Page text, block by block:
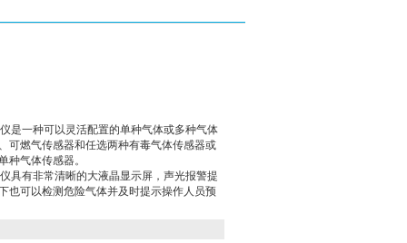
是一种可以灵活配置的单种气体或多种气体
可燃气传感器和任选两种有毒气体传感器或
种气体传感器。
具有非常清晰的大液晶显示屏，声光报警提
也可以检测危险气体并及时提示操作人员预